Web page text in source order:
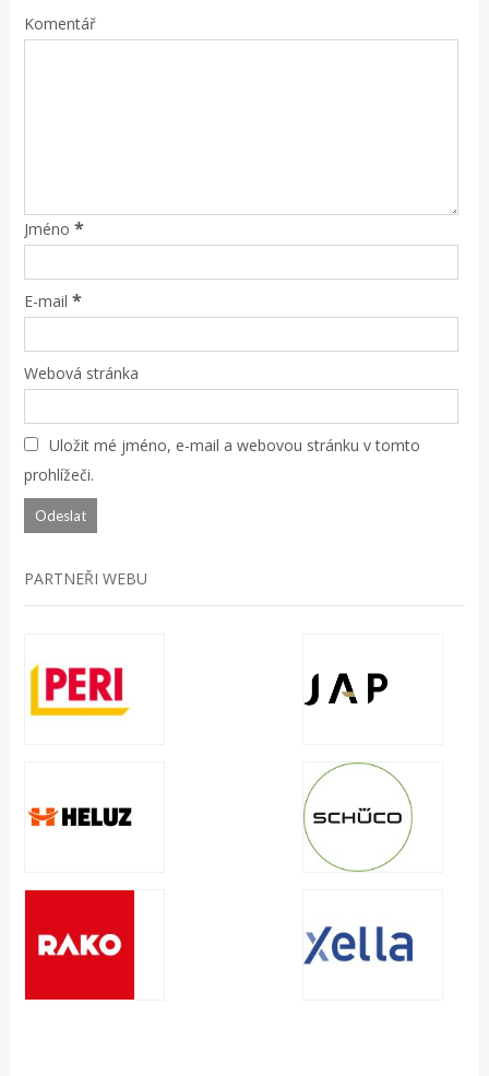
Komentář
Jméno *
E-mail *
Webová stránka
Uložit mé jméno, e-mail a webovou stránku v tomto
prohlížeči.
PARTNEŘI WEBU